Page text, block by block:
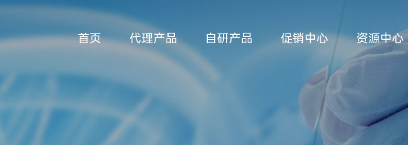
首页 代理产品 自研产品 促销中心 资源中心